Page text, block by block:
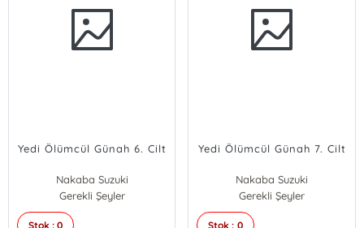
Yedi Ölümcül Günah 6. Cilt
Nakaba Suzuki
Gerekli Şeyler
Stok : 0
Yedi Ölümcül Günah 7. Cilt
Nakaba Suzuki
Gerekli Şeyler
Stok : 0